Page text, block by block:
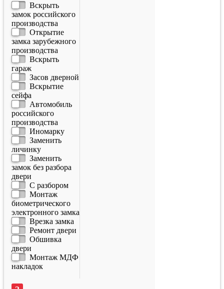
Вскрыть
замок российского
производства
Открытие
замка зарубежного
производства
Вскрыть
гараж
Засов дверной
Вскрытие
сейфа
Автомобиль
российского
производства
Иномарку
Заменить
личинку
Заменить
замок без разбора
двери
С разбором
Монтаж
биометрического
электронного замка
Врезка замка
Ремонт двери
Обшивка
двери
Монтаж МДФ
накладок